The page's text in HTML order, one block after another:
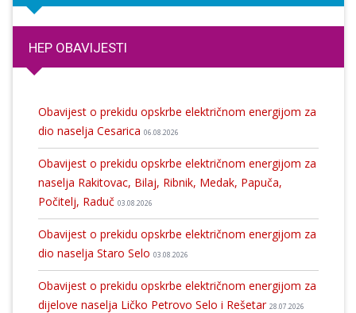
HEP OBAVIJESTI
Obavijest o prekidu opskrbe električnom energijom za
dio naselja Cesarica 06.08.2026
Obavijest o prekidu opskrbe električnom energijom za
naselja Rakitovac, Bilaj, Ribnik, Medak, Papuča,
Počitelj, Raduč 03.08.2026
Obavijest o prekidu opskrbe električnom energijom za
dio naselja Staro Selo 03.08.2026
Obavijest o prekidu opskrbe električnom energijom za
dijelove naselja Ličko Petrovo Selo i Rešetar 28.07.2026